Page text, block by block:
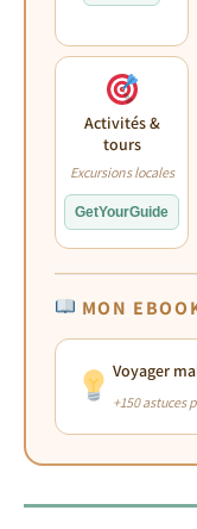
Activités &
tours
Excursions locales
GetYourGuide
MON
Voyager
+150 astuces